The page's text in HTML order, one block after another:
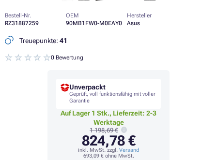
Bestell-Nr.
RZ31887259
OEM
90MB1FW0-M0EAY0
Hersteller
Asus
Treuepunkte: 41
0 Bewertung
Unverpackt
Geprüft, voll funktionsfähig mit voller
Garantie
Auf Lager 1 Stk., Lieferzeit: 2-3
Werktage
1 198,69 €
824,78 €
inkl. MwSt. zzgl. Versand
693,09 €ohne MwSt.